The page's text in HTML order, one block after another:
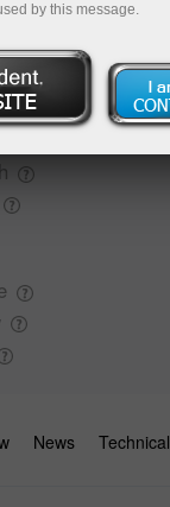
Traders' feedback
News Technical
by this message.